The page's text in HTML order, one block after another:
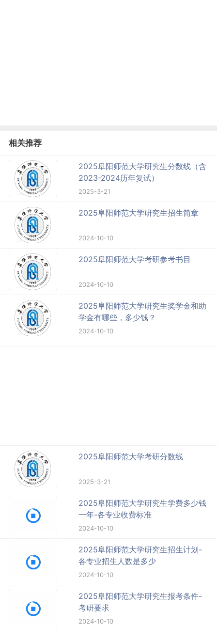
相关推荐
2025阜阳师范大学研究生分数线（含
2023-2024历年复试）
2025-3-21
2025阜阳师范大学研究生招生简章
2024-10-10
2025阜阳师范大学考研参考书目
2024-10-10
2025阜阳师范大学研究生奖学金和助
学金有哪些，多少钱？
2024-10-10
2025阜阳师范大学考研分数线
2025-3-21
2025阜阳师范大学研究生学费多少钱
一年-各专业收费标准
2024-10-10
2025阜阳师范大学研究生招生计划-
各专业招生人数是多少
2024-10-10
2025阜阳师范大学研究生报考条件-
考研要求
2024-10-10